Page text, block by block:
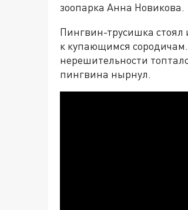
зоопарка Анна Новикова.
Пингвин-трусишка стоял
к купающимся сородичам.
нерешительности
пингвина нырнул.